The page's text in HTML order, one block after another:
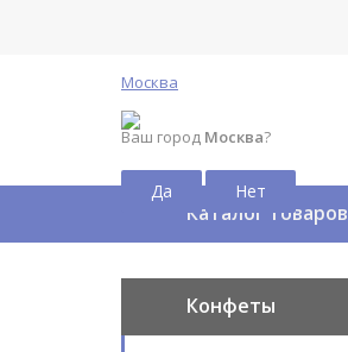
Москва
Ваш город Москва?
Каталог товаров
Конфеты